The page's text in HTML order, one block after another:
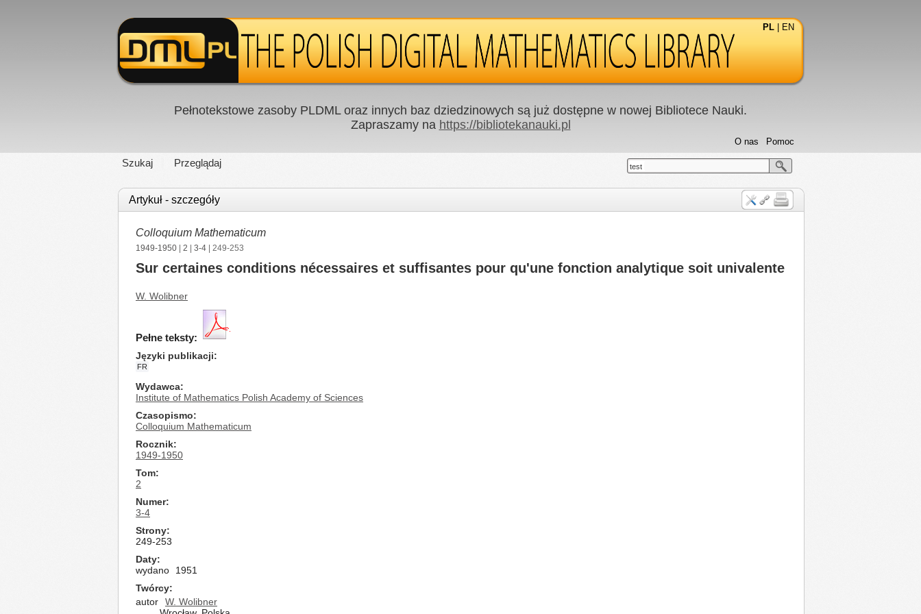
PL EN
Pełnotekstowe zasoby PLDML oraz innych baz dziedzinowych są już dostępne w nowej Bibliotece Nauki.
Zapraszamy na https://bibliotekanauki.pl
Szukaj Przeglądaj
Pomoc
O nas
test
Artykuł - szczegóły
Colloquium Mathematicum
1949-1950 2 3-4 | 249-253
Sur certaines conditions nécessaires et suffisantes pour qu'une fonction analytique soit univalente
W. Wolibner
Pełne teksty:
Języki publikacji
FR
Wydawca
Institute of Mathematics Polish Academy of Sciences
Czasopismo
Colloquium Mathematicum
Rocznik
1949-1950
Tom
2
Numer
3-4
Strony
249-253
Daty
wydano
1951
Twórcy
autor
W. Wolibner